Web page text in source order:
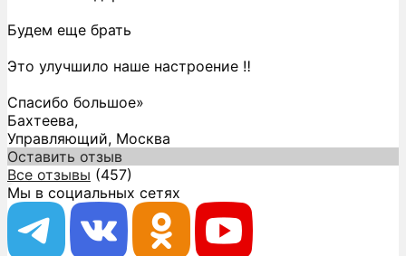
Будем еще брать
Это улучшило наше настроение ‼️
Спасибо большое»
Бахтеева,
Управляющий, Москва
Оставить отзыв
Все отзывы (457)
Мы в социальных сетях